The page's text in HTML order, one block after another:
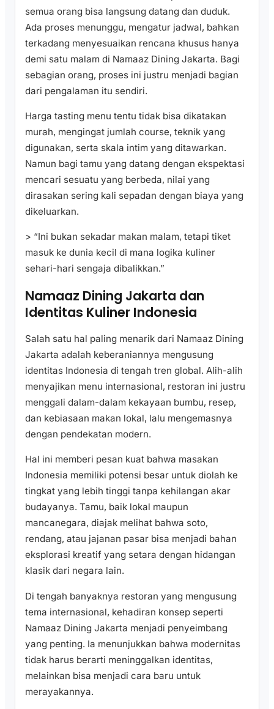
semua orang bisa langsung datang dan duduk.
Ada proses menunggu, mengatur jadwal, bahkan
terkadang menyesuaikan rencana khusus hanya
demi satu malam di Namaaz Dining Jakarta. Bagi
sebagian orang, proses ini justru menjadi bagian
dari pengalaman itu sendiri.
Harga tasting menu tentu tidak bisa dikatakan
murah, mengingat jumlah course, teknik yang
digunakan, serta skala intim yang ditawarkan.
Namun bagi tamu yang datang dengan ekspektasi
mencari sesuatu yang berbeda, nilai yang
dirasakan sering kali sepadan dengan biaya yang
dikeluarkan.
> “Ini bukan sekadar makan malam, tetapi tiket
masuk ke dunia kecil di mana logika kuliner
sehari-hari sengaja dibalikkan.”
Namaaz Dining Jakarta dan
Identitas Kuliner Indonesia
Salah satu hal paling menarik dari Namaaz Dining
Jakarta adalah keberaniannya mengusung
identitas Indonesia di tengah tren global. Alih-alih
menyajikan menu internasional, restoran ini justru
menggali dalam-dalam kekayaan bumbu, resep,
dan kebiasaan makan lokal, lalu mengemasnya
dengan pendekatan modern.
Hal ini memberi pesan kuat bahwa masakan
Indonesia memiliki potensi besar untuk diolah ke
tingkat yang lebih tinggi tanpa kehilangan akar
budayanya. Tamu, baik lokal maupun
mancanegara, diajak melihat bahwa soto,
rendang, atau jajanan pasar bisa menjadi bahan
eksplorasi kreatif yang setara dengan hidangan
klasik dari negara lain.
Di tengah banyaknya restoran yang mengusung
tema internasional, kehadiran konsep seperti
Namaaz Dining Jakarta menjadi penyeimbang
yang penting. Ia menunjukkan bahwa modernitas
tidak harus berarti meninggalkan identitas,
melainkan bisa menjadi cara baru untuk
merayakannya.